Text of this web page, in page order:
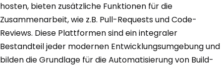
hosten, bieten zusätzliche Funktionen für die
Zusammenarbeit, wie z.B. Pull-Requests und Code-
Reviews. Diese Plattformen sind ein integraler
Bestandteil jeder modernen Entwicklungsumgebung und
bilden die Grundlage für die Automatisierung von Build-